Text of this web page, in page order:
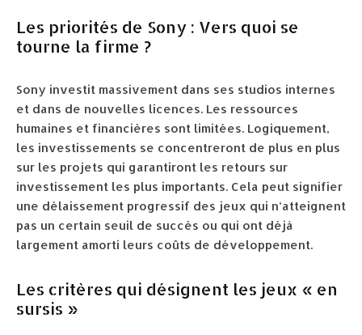
Les priorités de Sony : Vers quoi se
tourne la firme ?
Sony investit massivement dans ses studios internes
et dans de nouvelles licences. Les ressources
humaines et financières sont limitées. Logiquement,
les investissements se concentreront de plus en plus
sur les projets qui garantiront les retours sur
investissement les plus importants. Cela peut signifier
une délaissement progressif des jeux qui n’atteignent
pas un certain seuil de succès ou qui ont déjà
largement amorti leurs coûts de développement.
Les critères qui désignent les jeux « en
sursis »